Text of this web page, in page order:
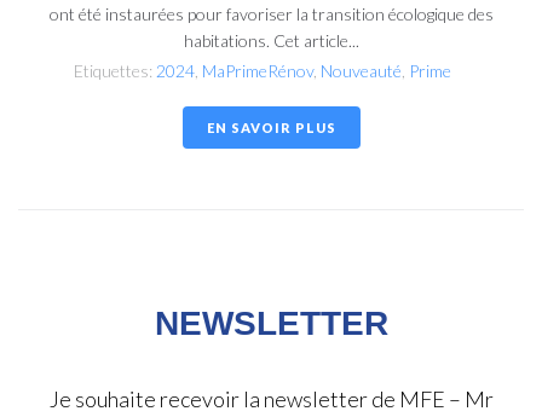
ont été instaurées pour favoriser la transition écologique des
habitations. Cet article...
Etiquettes: 2024, MaPrimeRénov, Nouveauté Prime
EN SAVOIR PLUS
NEWSLETTER
Je souhaite recevoir la newsletter de MFE – Mr